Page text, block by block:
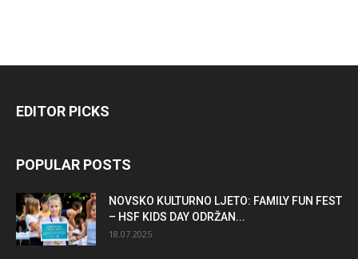
EDITOR PICKS
POPULAR POSTS
NOVSKO KULTURNO LJETO: FAMILY FUN FEST
– HSF KIDS DAY ODRŽAN...
18.07.2025